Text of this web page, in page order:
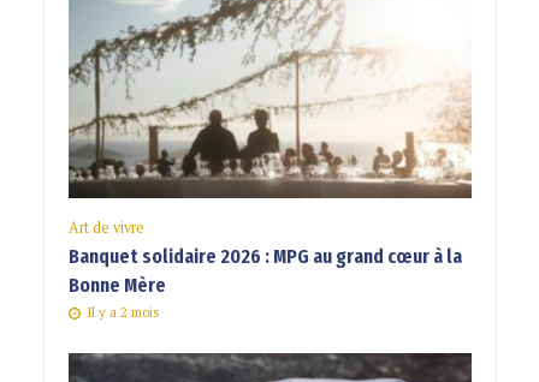
Art de vivre
Banquet solidaire 2026 : MPG au grand cœur à la
Bonne Mère
Il y a 2 mois